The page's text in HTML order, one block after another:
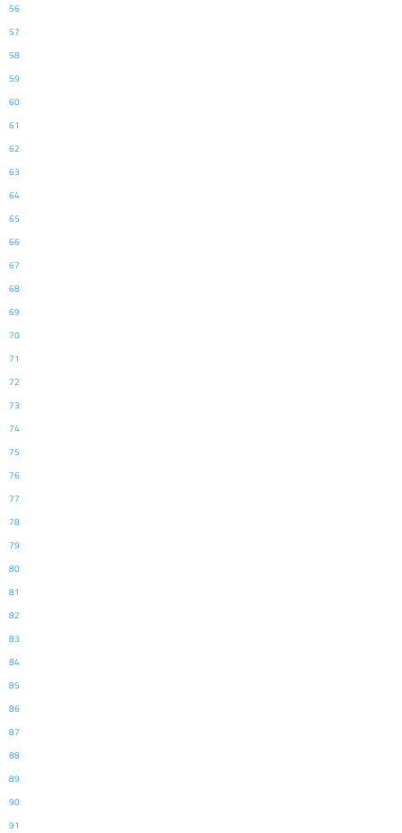
56
57
58
59
60
61
62
63
64
65
66
67
68
69
70
71
72
73
74
75
76
77
78
79
80
81
82
83
84
85
86
87
88
89
90
91